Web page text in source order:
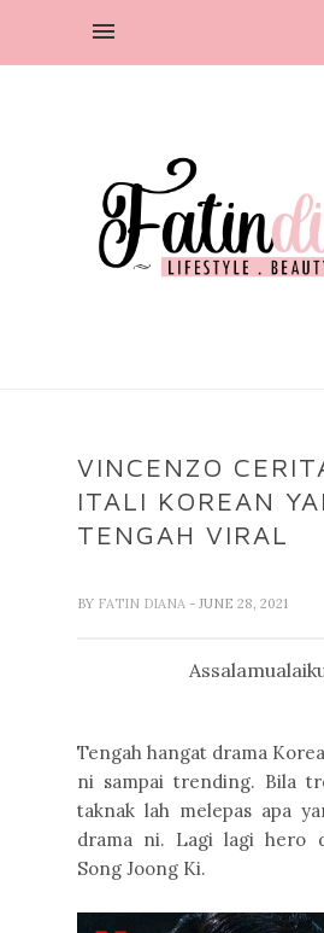
VINCENZO
ITALI KOREAN
TENGAH VIRAL
BY FATIN DIANA - JUNE 28, 2021
Tengah hangat drama
ni sampai trending. Bila
taknak lah melepas apa
drama ni. Lagi lagi hero
Song Joong Ki.